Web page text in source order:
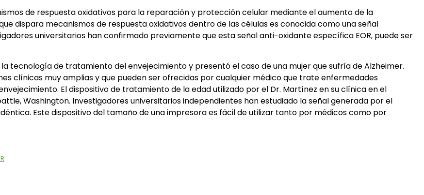
de respuesta oxidativos para la reparación y protección celular mediante el aumento de la
dispara mecanismos de respuesta oxidativos dentro de las células es conocida como una señal
universitarios han confirmado previamente que esta señal anti-oxidante específica EOR, puede ser
tecnología de tratamiento del envejecimiento y presentó el caso de una mujer que sufría de Alzheimer.
clínicas muy amplias y que pueden ser ofrecidas por cualquier médico que trate enfermedades
El dispositivo de tratamiento de la edad utilizado por el Dr. Martínez en su clínica en el
Washington. Investigadores universitarios independientes han estudiado la señal generada por el
Este dispositivo del tamaño de una impresora es fácil de utilizar tanto por médicos como por